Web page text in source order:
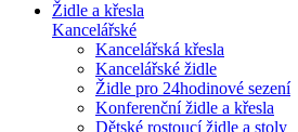
Židle a křesla
Kancelářské
Kancelářská křesla
Kancelářské židle
Židle pro 24hodinové sezení
Konferenční židle a křesla
Dětské rostoucí židle a stoly